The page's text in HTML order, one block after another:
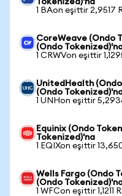
Tokenized)'na
1 BAon eşittir 2,9517
CoreWeave (Ondo
(Ondo
1 CRWVon eşittir
UnitedHealth
(Ondo
1 UNHon eşittir
Equinix (Ondo
Tokenized)'na
1 EQIXon eşittir
Wells Fargo (Ondo
(Ondo
1 WFCon eşittir 1,1211